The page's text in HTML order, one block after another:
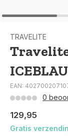
TRAVELITE
EAN:
0
129,95
Gratis